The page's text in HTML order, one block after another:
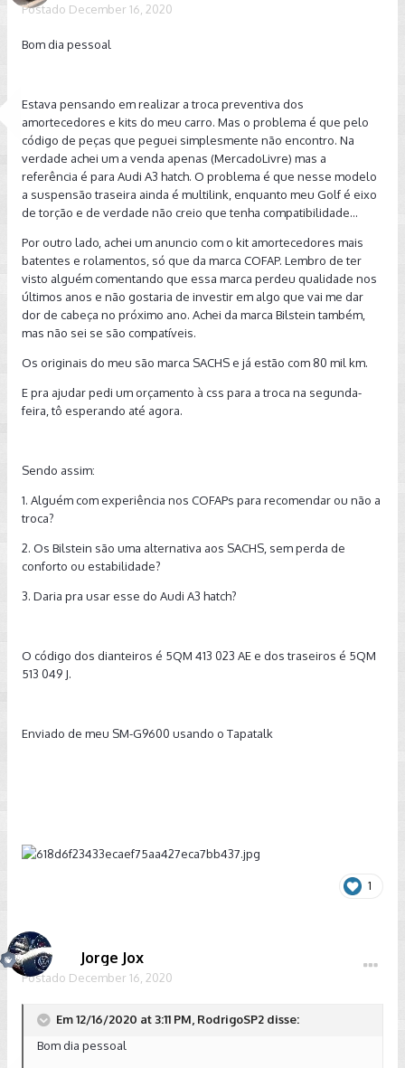
Postado December 16, 2020
Bom dia pessoal
Estava pensando em realizar a troca preventiva dos
amortecedores e kits do meu carro. Mas o problema é que pelo
código de peças que peguei simplesmente não encontro. Na
verdade achei um a venda apenas (MercadoLivre) mas a
referência é para Audi A3 hatch. O problema é que nesse modelo
a suspensão traseira ainda é multilink, enquanto meu Golf é eixo
de torção e de verdade não creio que tenha compatibilidade...
Por outro lado, achei um anuncio com o kit amortecedores mais
batentes e rolamentos, só que da marca COFAP. Lembro de ter
visto alguém comentando que essa marca perdeu qualidade nos
últimos anos e não gostaria de investir em algo que vai me dar
dor de cabeça no próximo ano. Achei da marca Bilstein também,
mas não sei se são compatíveis.
Os originais do meu são marca SACHS e já estão com 80 mil km.
E pra ajudar pedi um orçamento à css para a troca na segunda-
feira, tô esperando até agora.
Sendo assim:
1. Alguém com experiência nos COFAPs para recomendar ou não a
troca?
2. Os Bilstein são uma alternativa aos SACHS, sem perda de
conforto ou estabilidade?
3. Daria pra usar esse do Audi A3 hatch?
O código dos dianteiros é 5QM 413 023 AE e dos traseiros é 5QM
513 049 J.
Enviado de meu SM-G9600 usando o Tapatalk
1
Jorge Jox
Postado December 16, 2020
Em 12/16/2020 at 3:11 PM, RodrigoSP2 disse:
Bom dia pessoal